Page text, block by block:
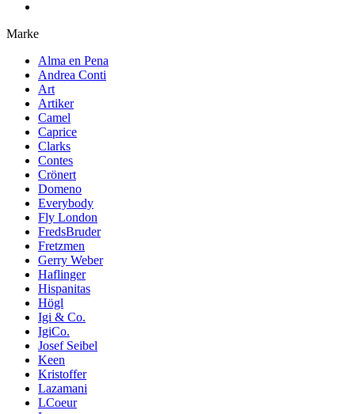
Marke
Alma en Pena
Andrea Conti
Art
Artiker
Camel
Caprice
Clarks
Contes
Crönert
Domeno
Everybody
Fly London
FredsBruder
Fretzmen
Gerry Weber
Haflinger
Hispanitas
Högl
Igi & Co.
IgiCo.
Josef Seibel
Keen
Kristoffer
Lazamani
LCoeur